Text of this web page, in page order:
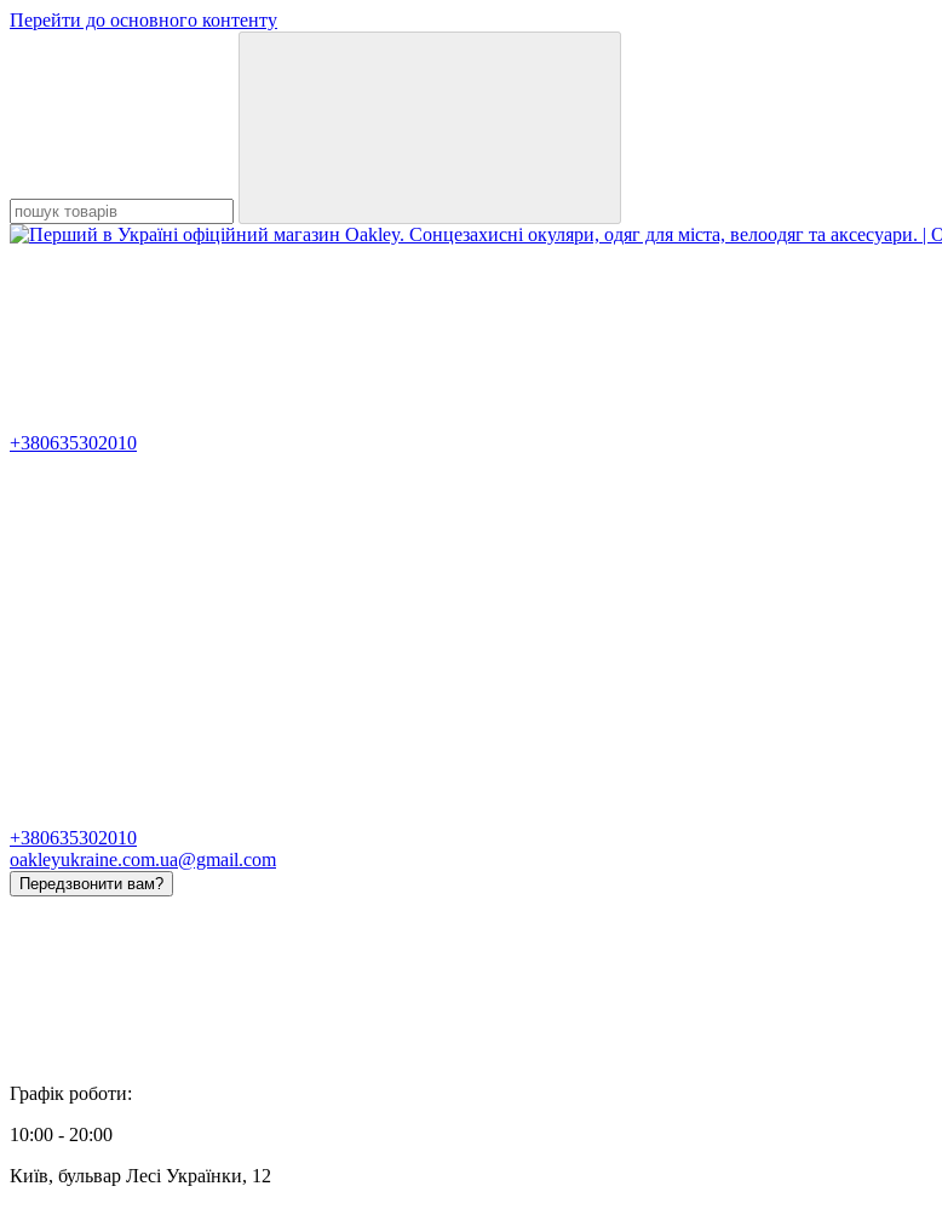
Перейти до основного контенту
+380635302010
+380635302010
oakleyukraine.com.ua@gmail.com
Передзвонити вам?
Графік роботи:
10:00 - 20:00
Київ, бульвар Лесі Українки, 12